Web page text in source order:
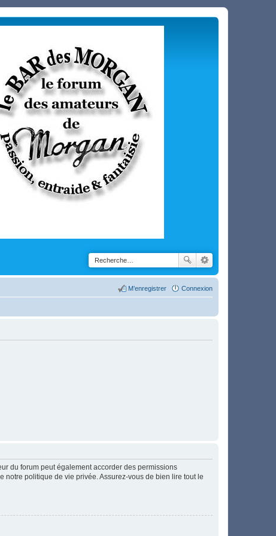
Connexion
M’enregistrer
du forum peut également accorder des permissions
notre politique de vie privée. Assurez-vous de bien lire tout le